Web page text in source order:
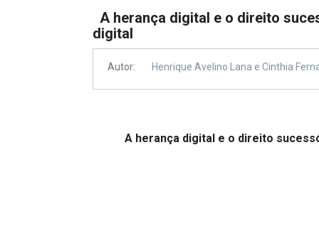
Processos - IBDFAM
A herança digital e o direito
digital
Autor: Henrique Avelino Lana e Cinthia
A herança digital e o direito